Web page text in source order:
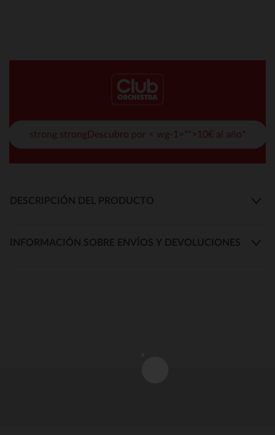
strong strongDescubro por < wg-1="">10€ al año*
DESCRIPCIÓN DEL PRODUCTO
INFORMACIÓN SOBRE ENVÍOS Y DEVOLUCIONES